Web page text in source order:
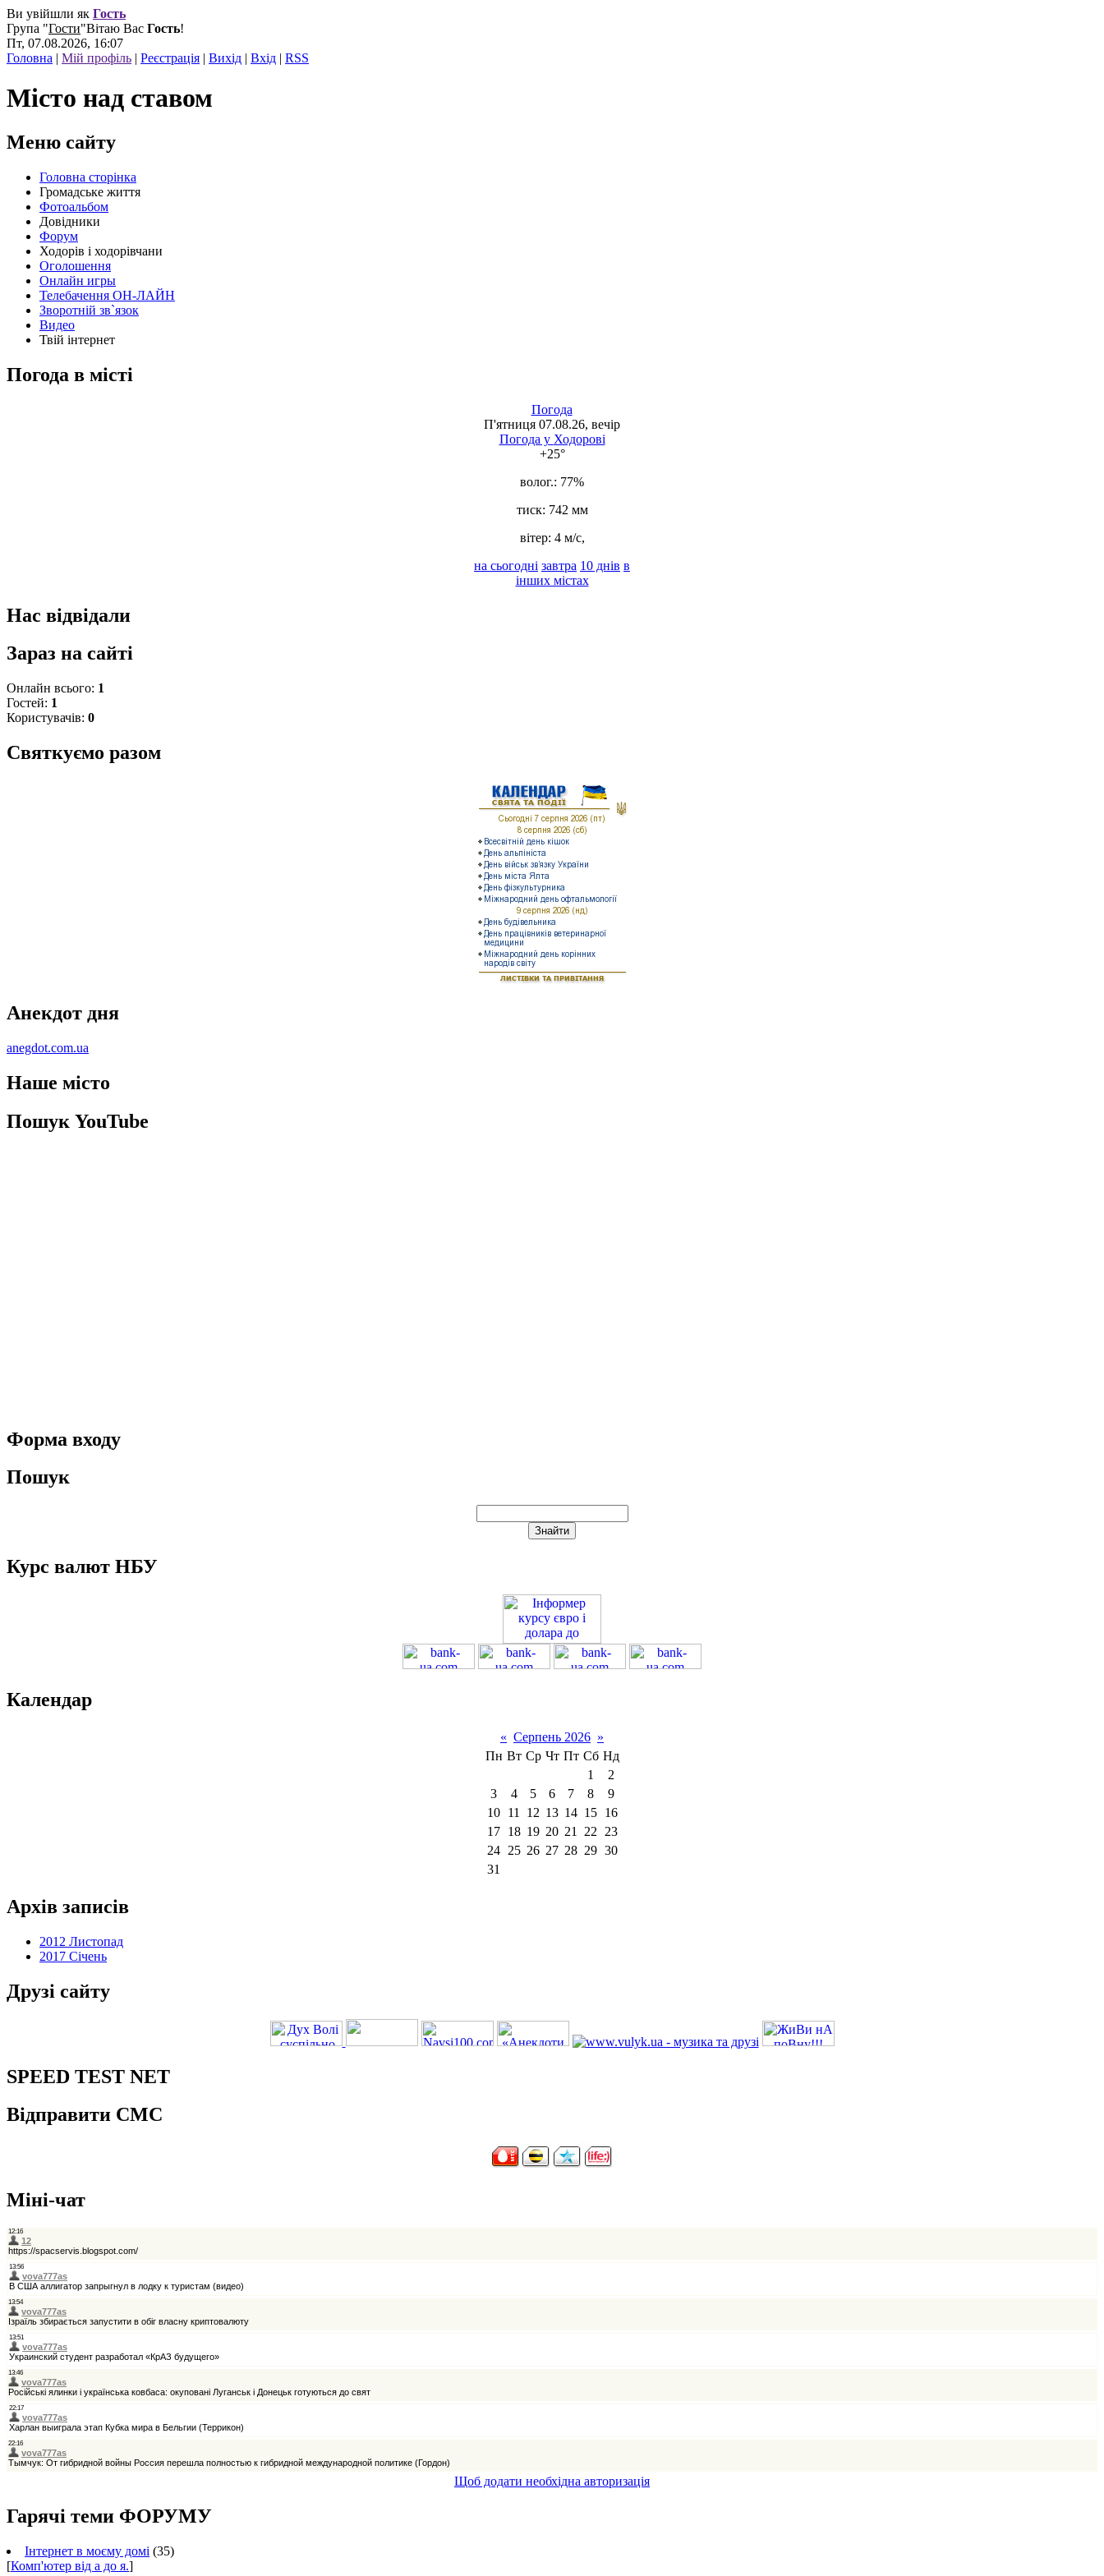
Ви увійшли як Гость
Група "Гости"Вітаю Вас Гость!
Пт, 07.08.2026, 16:07
Головна | Мій профіль | Реєстрація | Вихід | Вхід | RSS
Місто над ставом
Меню сайту
Головна сторінка
Громадське життя
Фотоальбом
Довідники
Форум
Ходорів і ходорівчани
Оголошення
Онлайн игры
Телебачення ОН-ЛАЙН
Зворотній зв`язок
Видео
Твій інтернет
Погода в місті
Погода
П'ятниця 07.08.26, вечір
Погода у Ходорові
+25°
волог.: 77%
тиск: 742 мм
вітер: 4 м/с,
на сьогодні завтра 10 днів в
інших містах
Нас відвідали
Зараз на сайті
Онлайн всього: 1
Гостей: 1
Користувачів: 0
Святкуємо разом
Анекдот дня
anegdot.com.ua
Наше місто
Пошук YouTube
Форма входу
Пошук
Курс валют НБУ
Календар
« Серпень 2026 »
Пн Вт Ср Чт Пт Сб Нд
1
2
3
4 5 6 7 8
9
10 11 12 13 14 15 16
17 18 19 20 21 22
23
24 25 26 27 28 29 30
31
Архів записів
2012 Листопад
2017 Січень
Друзі сайту
SPEED TEST NET
Відправити СМС
Міні-чат
Щоб додати необхідна авторизація
Гарячі теми ФОРУМУ
Інтернет в моєму домі (35)
[Комп'ютер від а до я.]